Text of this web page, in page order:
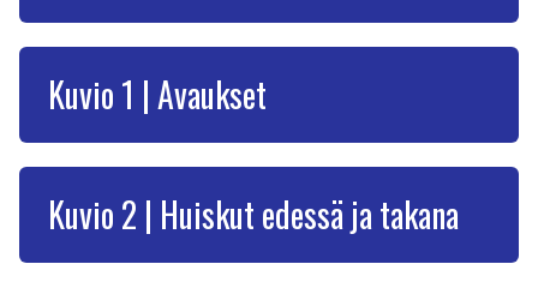
Kuvio 1 | Avaukset
Kuvio 2 | Huiskut edessä ja takana